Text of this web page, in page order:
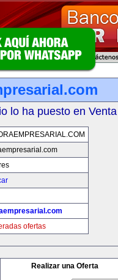
lo ha puesto en Venta
ofertas
Realizar una Oferta